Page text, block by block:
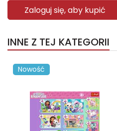
Zaloguj się, aby kupić
INNE Z TEJ KATEGORII
Nowość